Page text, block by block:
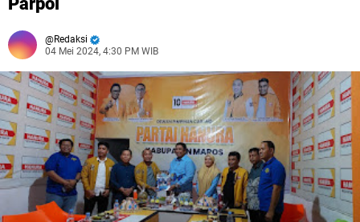
Redaksi
04 Mei 2024, 4:30 PM WIB